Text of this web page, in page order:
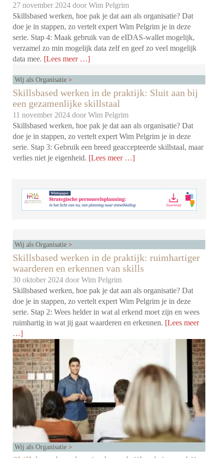
27 november 2024 doorWim Pelgrim
Skillsbased werken, hoe pak je dat aan als organisatie? Dat
doe je in stappen, zo vertelt expert Wim Pelgrim je in deze
serie. Stap 4: Maak gebruik van de eIDAS-wallet mogelijk,
verzamel zo min mogelijk data zelf en geef zo veel mogelijk
data mee. [Lees meer …]
Wij als Organisatie
Skillsbased werken in de praktijk: Sluit aan bij
een gezamenlijke skillstaal
11 november 2024 doorWim Pelgrim
Skillsbased werken, hoe pak je dat aan als organisatie? Dat
doe je in stappen, zo vertelt expert Wim Pelgrim je in deze
serie. Stap 3: Gebruik een breed geaccepteerde skillstaal, maar
verlies niet je eigenheid. [Lees meer …]
Wij als Organisatie
Skillsbased werken in de praktijk: ruimhartiger
waarderen en erkennen van skills
30 oktober 2024 doorWim Pelgrim
Skillsbased werken, hoe pak je dat aan als organisatie? Dat
doe je in stappen, zo vertelt expert Wim Pelgrim je in deze
serie. Stap 2: Wees helder in wat al erkend moet zijn en wees
ruimhartig in wat jij gaat waarderen en erkennen. [Lees meer
…]
Wij als Organisatie